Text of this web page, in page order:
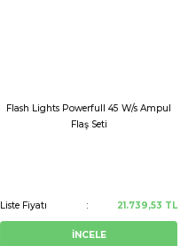
Flash Lights Powerfull 45 W/s Ampul
Flaş Seti
Liste Fiyatı 21.739,53 TL
İNCELE